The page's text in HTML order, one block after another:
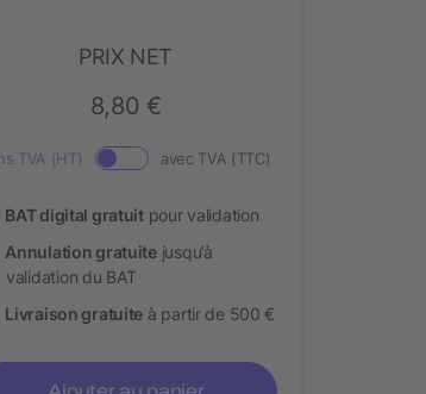
PRIX NET
8,80 €
TVA (HT) avec TVA (TTC)
BAT digital gratuitpour validation
Annulation gratuitejusqu’à
validation du BAT
Livraison gratuite à partir de 500 €